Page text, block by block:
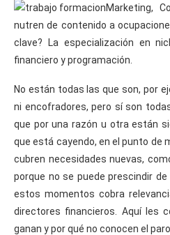
Marketing,
nutren de contenido a
clave? La especialización en
financiero y programación.
No están todas las que son, por
ni encofradores, pero sí son
que por una razón u otra están
que está cayendo, en el punto de
cubren necesidades nuevas,
porque no se puede prescindir
estos momentos cobra
directores financieros. Aquí les
ganan y por qué no conocen el paro.